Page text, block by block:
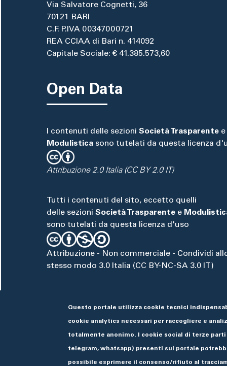
Via Salvatore Cognetti, 36
70121 BARI
C.F. P.IVA 00347000721
REA CCIAA di Bari n. 414092
Capitale Sociale: € 41.385.573,60
Open Data
I contenuti delle sezioni Società Trasparente e
Modulistica sono tutelati da questa licenza
Attribuzione 2.0 Italia (CC BY 2.0 IT)
Tutti i contenuti del sito, eccetto quelli
delle sezioni Società Trasparente e
sono tutelati da questa licenza d'uso
Attribuzione - Non commerciale - Condividi
stesso modo 3.0 Italia (CC BY-NC-SA 3.0 IT)
Questo portale utilizza cookie tecnici
cookie analytics necessari per raccogliere e
totalmente anonimo. I cookie social di terze
telegram, whatsapp) presenti sul portale
possibile esprimere il consenso/rifiuto al